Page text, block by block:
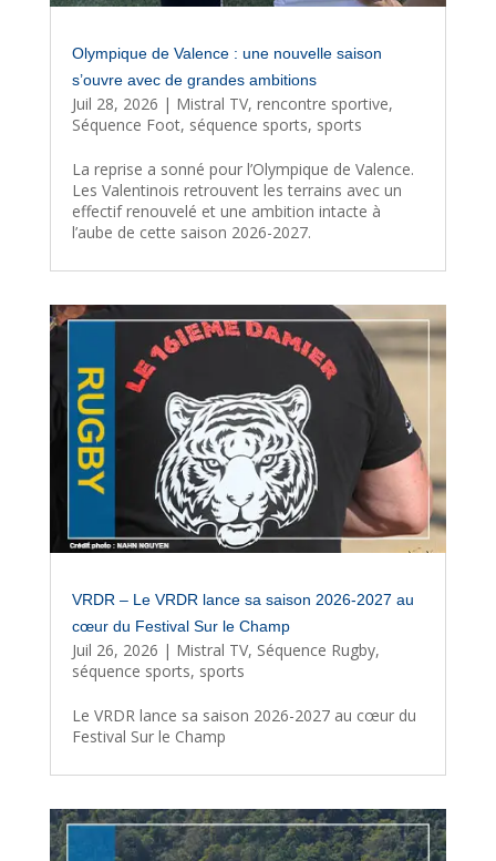
Olympique de Valence : une nouvelle saison
s’ouvre avec de grandes ambitions
Juil 28, 2026 | Mistral TV, rencontre sportive,
Séquence Foot, séquence sports, sports
La reprise a sonné pour l’Olympique de Valence.
Les Valentinois retrouvent les terrains avec un
effectif renouvelé et une ambition intacte à
l’aube de cette saison 2026-2027.
VRDR – Le VRDR lance sa saison 2026-2027 au
cœur du Festival Sur le Champ
Juil 26, 2026 | Mistral TV, Séquence Rugby,
séquence sports, sports
Le VRDR lance sa saison 2026-2027 au cœur du
Festival Sur le Champ